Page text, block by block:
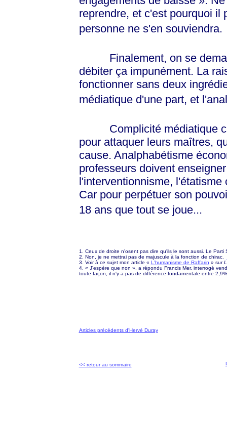
reprendre, et c'est pourquoi il
personne ne s'en souviendra.
Finalement, on se
débiter ça impunément. La
fonctionner sans deux
médiatique d'une part, et
Complicité médiatique
pour attaquer leurs maîtres,
cause. Analphabétisme
professeurs doivent
l'interventionnisme,
Car pour perpétuer son
18 ans que tout se joue...
1. Ceux de droite n'osent pas dire qu'ils le sont aussi. Le
2. Non, je ne mettrai pas de majuscule à la fonction de chirac.
3. Voir à ce sujet mon article « L'humanisme de Raffarin » sur
4. « J'espère que non », a répondu Francis Mer, interrogé
toute façon, il n'y a pas de différence fondamentale entre
Articles précédents d'Hervé Duray
<< retour au sommaire